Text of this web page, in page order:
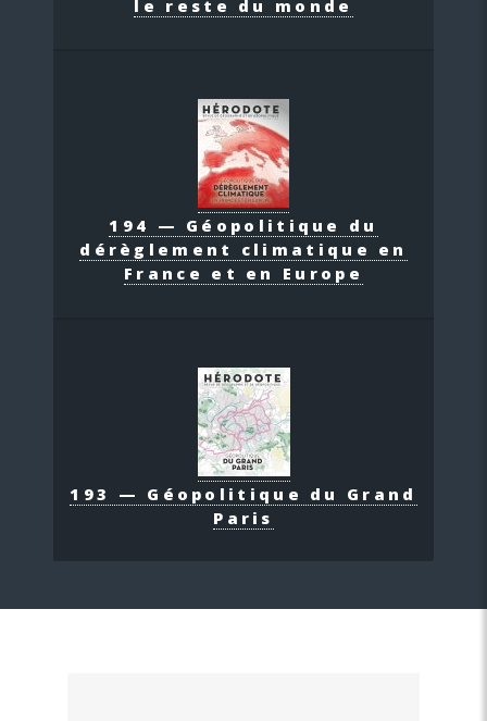
le reste du monde
194 — Géopolitique du
dérèglement climatique en
France et en Europe
193 — Géopolitique du Grand
Paris